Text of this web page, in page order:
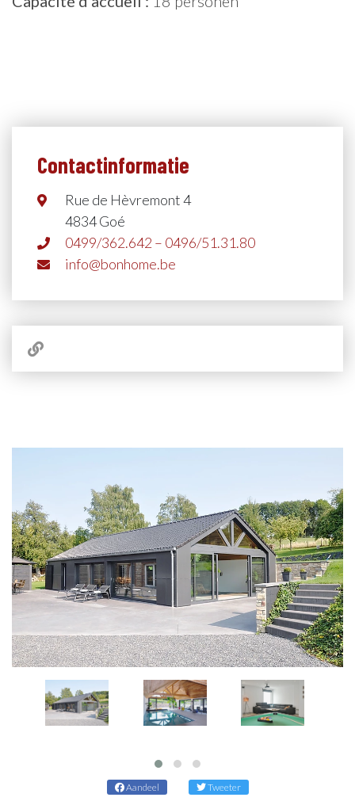
Aandeel Tweeter
Contactinformatie
Rue de Hèvremont 4
4834 Goé
0499/362.642 – 0496/51.31.80
info@bonhome.be